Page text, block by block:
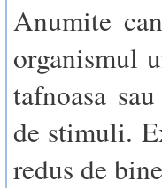
Anumite
organismul
tafnoasa
de stimuli.
redus de